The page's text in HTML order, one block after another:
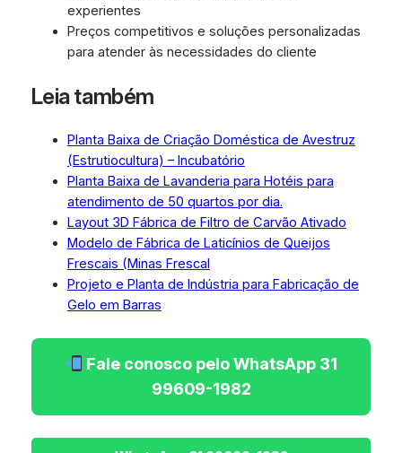
experientes
Preços competitivos e soluções personalizadas
para atender às necessidades do cliente
Leia também
Planta Baixa de Criação Doméstica de Avestruz
(Estrutiocultura) – Incubatório
Planta Baixa de Lavanderia para Hotéis para
atendimento de 50 quartos por dia.
Layout 3D Fábrica de Filtro de Carvão Ativado
Modelo de Fábrica de Laticínios de Queijos
Frescais (Minas Frescal
Projeto e Planta de Indústria para Fabricação de
Gelo em Barras
Fale conosco pelo WhatsApp 31
99609-1982